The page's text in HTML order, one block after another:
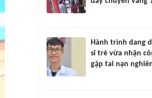
Hành trình dang
sĩ trẻ vừa nhận
gặp tai nạn